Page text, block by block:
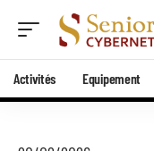
Activités Equipement